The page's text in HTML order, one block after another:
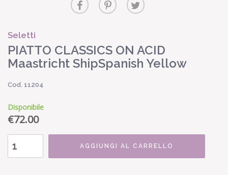
Seletti
PIATTO CLASSICS ON ACID
Maastricht ShipSpanish Yellow
Cod. 11204
Disponibile
€72.00
AGGIUNGI AL CARRELLO